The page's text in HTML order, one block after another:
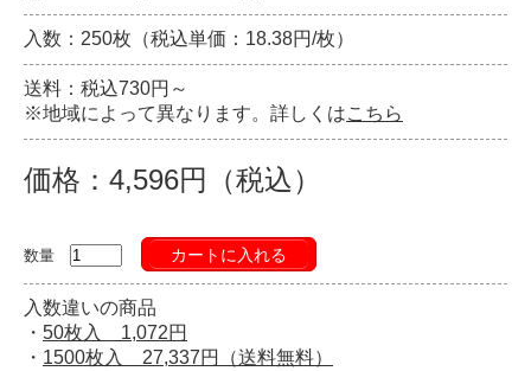
入数：250枚（税込単価：18.38円/枚）
送料：税込730円～
※地域によって異なります。詳しくはこちら
価格：4,596円（税込）
数量 カートに入れる
入数違いの商品
・ 50枚入 1,072円
・ 1500枚入 27,337円（送料無料）